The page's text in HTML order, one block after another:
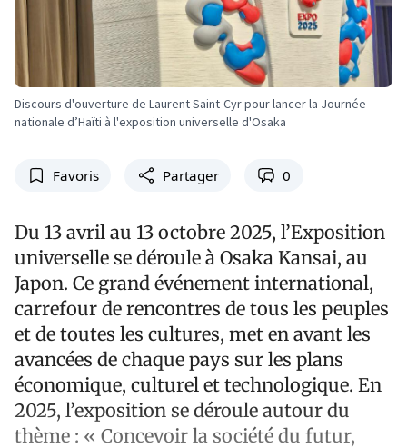
Discours d'ouverture de Laurent Saint-Cyr pour lancer la Journée
nationale d’Haïti à l'exposition universelle d'Osaka
Favoris Partager 0
Du 13 avril au 13 octobre 2025, l’Exposition
universelle se déroule à Osaka Kansai, au
Japon. Ce grand événement international,
carrefour de rencontres de tous les peuples
et de toutes les cultures, met en avant les
avancées de chaque pays sur les plans
économique, culturel et technologique. En
2025, l’exposition se déroule autour du
thème : « Concevoir la société du futur,